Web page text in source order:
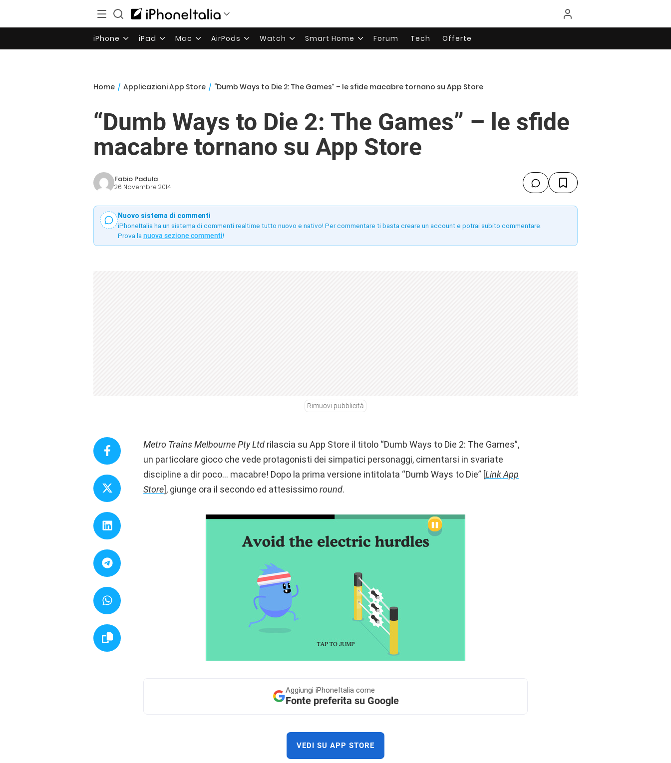
iPhone iPad Mac AirPods Watch Smart Home Forum Tech Offerte
Home / Applicazioni App Store / “Dumb Ways to Die 2: The Games” – le sfide macabre tornano su App Store
“Dumb Ways to Die 2: The Games” – le sfide
macabre tornano su App Store
Fabio Padula
26 Novembre 2014
Nuovo sistema di commenti
iPhoneItalia ha un sistema di commenti realtime tutto nuovo e nativo! Per commentare ti basta creare un account e potrai subito commentare.
Prova la nuova sezione commenti!
Rimuovi pubblicità
Metro Trains Melbourne Pty Ltd rilascia su App Store il titolo “Dumb Ways to Die 2: The Games”,
un particolare gioco che vede protagonisti dei simpatici personaggi, cimentarsi in svariate
discipline a dir poco… macabre! Dopo la prima versione intitolata “Dumb Ways to Die” [Link App
Store], giunge ora il secondo ed attesissimoround.
Aggiungi iPhoneItalia come
Fonte preferita su Google
VEDI SU APP STORE